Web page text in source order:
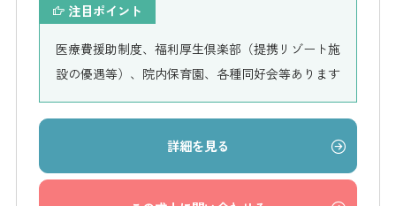
注目ポイント
医療費援助制度、福利厚生倶楽部（提携リゾート施
設の優遇等）、院内保育園、各種同好会等あります
詳細を見る